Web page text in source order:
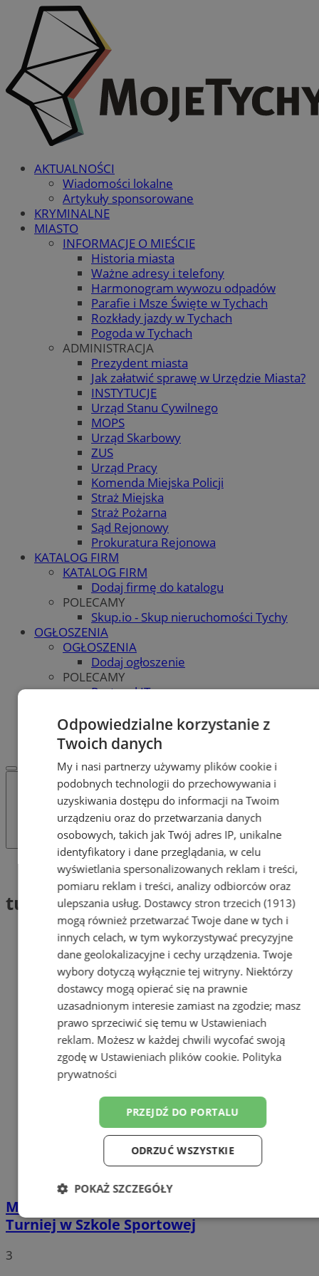
AKTUALNOŚCI
Wiadomości lokalne
Artykuły sponsorowane
KRYMINALNE
MIASTO
INFORMACJE O MIEŚCIE
Historia miasta
Ważne adresy i telefony
Harmonogram wywozu odpadów
Parafie i Msze Święte w Tychach
Rozkłady jazdy w Tychach
Pogoda w Tychach
ADMINISTRACJA
Prezydent miasta
Jak załatwić sprawę w Urzędzie Miasta?
INSTYTUCJE
Urząd Stanu Cywilnego
MOPS
Urząd Skarbowy
ZUS
Urząd Pracy
Komenda Miejska Policji
Straż Miejska
Straż Pożarna
Sąd Rejonowy
Prokuratura Rejonowa
KATALOG FIRM
KATALOG FIRM
Dodaj firmę do katalogu
POLECAMY
Skup.io - Skup nieruchomości Tychy
OGŁOSZENIA
OGŁOSZENIA
Dodaj ogłoszenie
POLECAMY
Protocol IT
REKLAMA
WSPÓŁPRACA
Tag: turniej koszykówki
turniej koszykówki (1)
Młodzi koszykarze MU10 zagrali w Tychach.
Turniej w Szkole Sportowej
3
Odpowiedzialne korzystanie z
Twoich danych
My i nasi partnerzy używamy plików cookie i
podobnych technologii do przechowywania i
uzyskiwania dostępu do informacji na Twoim
urządzeniu oraz do przetwarzania danych
osobowych, takich jak Twój adres IP, unikalne
identyfikatory i dane przeglądania, w celu
wyświetlania spersonalizowanych reklam i treści,
pomiaru reklam i treści, analizy odbiorców oraz
ulepszania usług. Dostawcy stron trzecich (1913)
mogą również przetwarzać Twoje dane w tych i
innych celach, w tym wykorzystywać precyzyjne
dane geolokalizacyjne i cechy urządzenia. Twoje
wybory dotyczą wyłącznie tej witryny. Niektórzy
dostawcy mogą opierać się na prawnie
uzasadnionym interesie zamiast na zgodzie; masz
prawo sprzeciwić się temu w Ustawieniach
reklam. Możesz w każdej chwili wycofać swoją
zgodę w Ustawieniach plików cookie. Polityka
prywatności
PRZEJDŹ DO PORTALU
ODRZUĆ WSZYSTKIE
POKAŻ SZCZEGÓŁY
Niezbędne Wydajność Targetowanie